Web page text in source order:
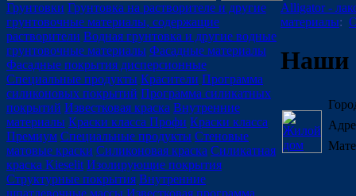
Грунтовки Грунтовка на растворителе и другие
грунтовочные материалы, содержащие
растворители Водная грунтовка и другие водные
грунтовочные материалы Фасадные материалы
Фасадные покрытия дисперсионные
Специальные продукты Красители Программа
силиконовых покрытий Программа силикатных
покрытий Известковая краска Внутренние
материалы Краски класса Профи Краски класса
Премиум Специальные продукты Стеновые
матовые краски Силиконовая краска Силикатная
краска Kieselit Изолирующие покрытия
Структурные покрытия Внутренние
шпатлевочные массы Известковая программа
Alligator -
материалы:
Наши